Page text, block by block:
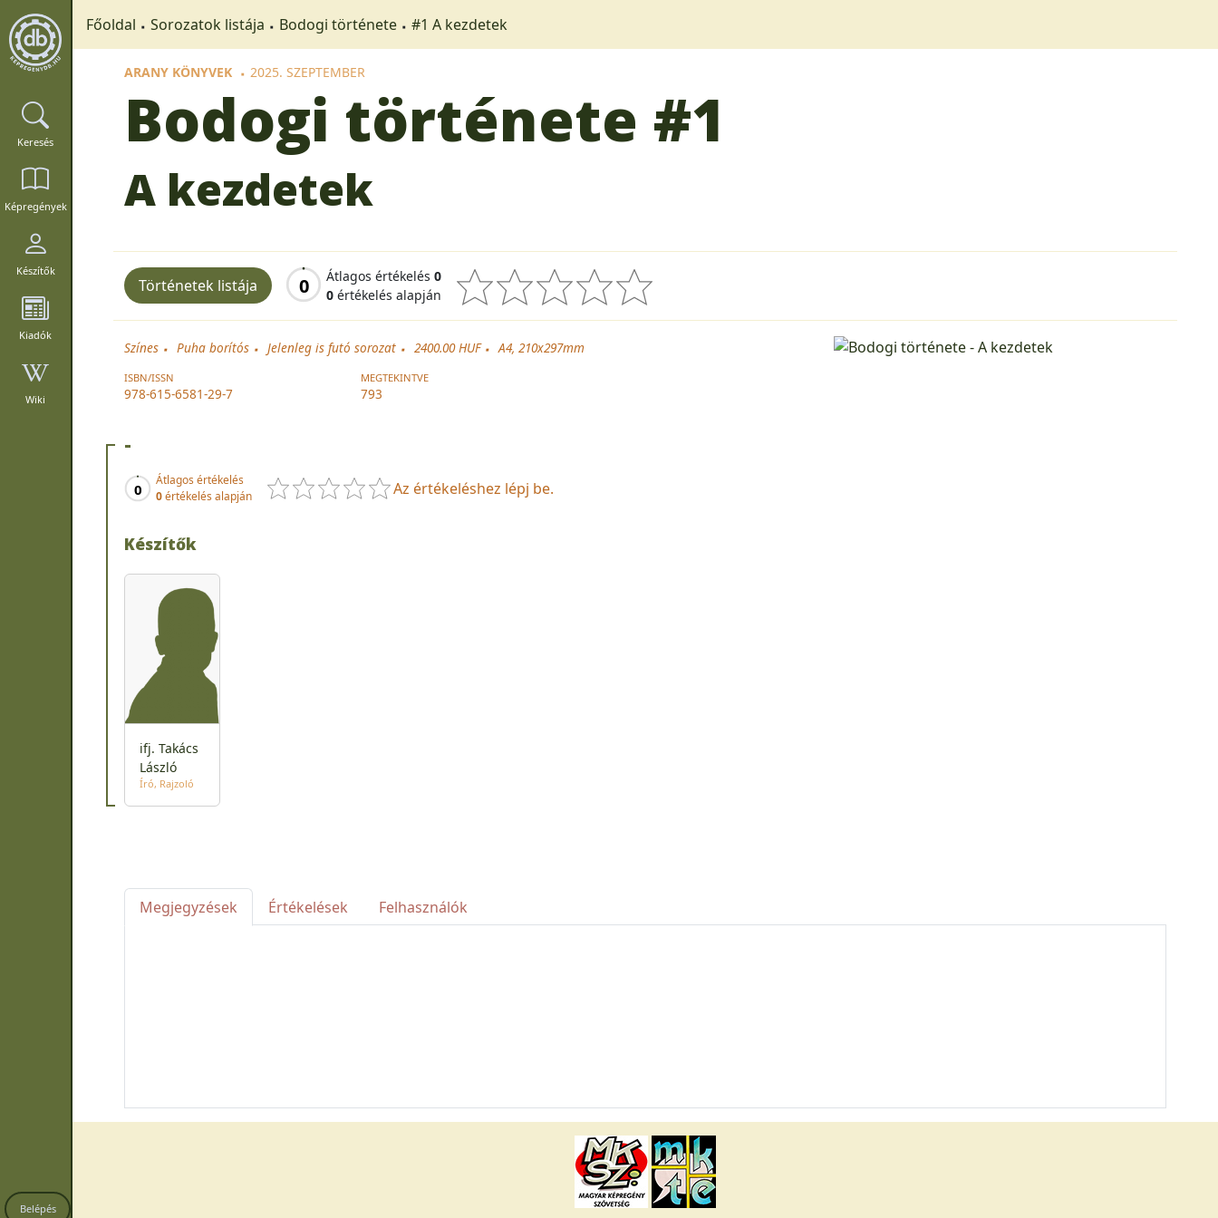
Keresés
Képregények
Készítők
Kiadók
Wiki
Belépés
Főoldal Sorozatok listája Bodogi története #1 A kezdetek
ARANY KÖNYVEK 2025. SZEPTEMBER
Bodogi története #1
A kezdetek
Történetek listája 0 Átlagos értékelés 0
0 értékelés alapján
Színes Puha borítós Jelenleg is futó sorozat 2400.00 HUF A4, 210x297mm
ISBN/ISSN
978-615-6581-29-7
MEGTEKINTVE
793
-
0
Átlagos értékelés
0értékelés alapján Az értékeléshez lépj be.
Készítők
ifj. Takács
László
Író Rajzoló
Megjegyzések Értékelések Felhasználók